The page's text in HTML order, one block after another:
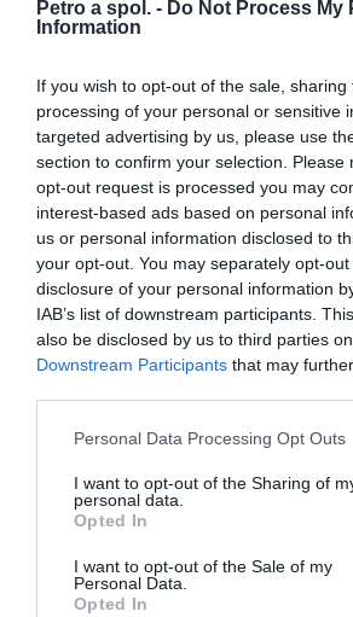
Petro a spol. - Do Not Process My
Information
If you wish to opt-out of the sale,
processing of your personal or sensitive
targeted advertising by us, please use
section to confirm your selection. Please
opt-out request is processed you may
interest-based ads based on personal
us or personal information disclosed to
your opt-out. You may separately opt-
disclosure of your personal information
IAB’s list of downstream participants.
also be disclosed by us to third parties
Downstream Participants that may
Personal Data Processing Opt Outs
I want to opt-out of the Sharing of
personal data.
Opted In
I want to opt-out of the Sale of my
Personal Data.
Opted In
Veľkosť:250 ml